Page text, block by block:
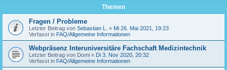
Themen
Fragen / Probleme
Letzter Beitrag von Sebastian L. « Mi 26. Mai 2021, 19:23
Verfasst in FAQ/Allgemeine Informationen
Webpräsenz Interuniversitäre Fachschaft Medizintechnik
Letzter Beitrag von Domi « Di 3. Nov 2020, 20:32
Verfasst in FAQ/Allgemeine Informationen